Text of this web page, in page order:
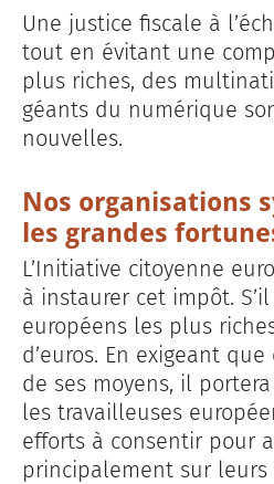
Une justice fiscale à
tout en évitant une
plus riches, des
géants du numérique
nouvelles.
Nos organisations
les grandes
L’Initiative citoyenne
à instaurer cet impôt.
européens les plus
d’euros. En exigeant
de ses moyens, il
les travailleuses
efforts à consentir pour
principalement sur leurs